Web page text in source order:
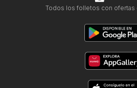
Todos los folletos con ofertas